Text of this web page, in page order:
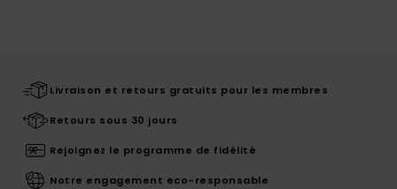
Livraison et retours gratuits pour les membres
Retours sous 30 jours
Rejoignez le programme de fidélité
Notre engagement eco-responsable